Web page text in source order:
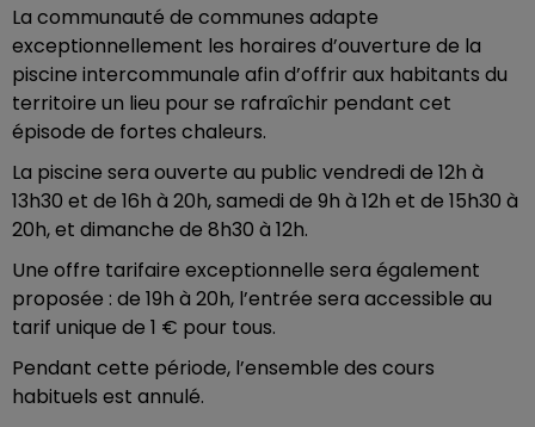
La communauté de communes adapte
exceptionnellement les horaires d’ouverture de la
piscine intercommunale afin d’offrir aux habitants du
territoire un lieu pour se rafraîchir pendant cet
épisode de fortes chaleurs.
La piscine sera ouverte au public vendredi de 12h à
13h30 et de 16h à 20h, samedi de 9h à 12h et de 15h30 à
20h, et dimanche de 8h30 à 12h.
Une offre tarifaire exceptionnelle sera également
proposée : de 19h à 20h, l’entrée sera accessible au
tarif unique de 1 € pour tous.
Pendant cette période, l’ensemble des cours
habituels est annulé.